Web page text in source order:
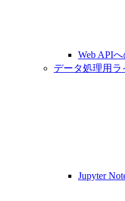
Web API
データ処理用ラ
Jupyter